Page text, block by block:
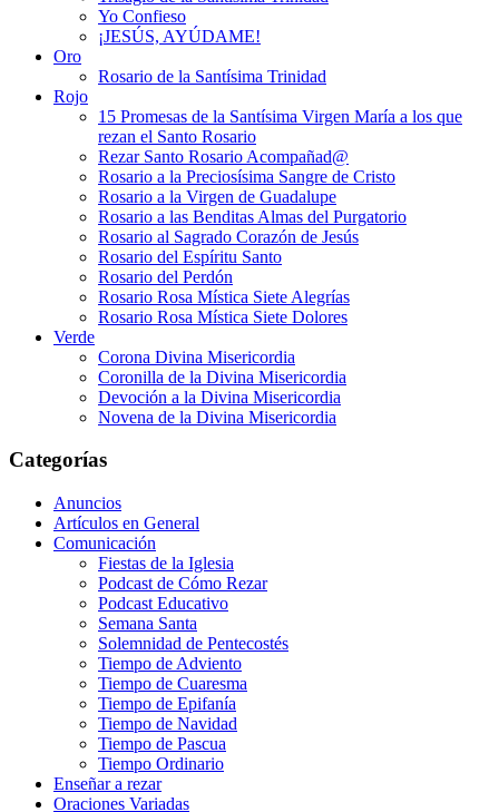
Yo Confieso
¡JESÚS, AYÚDAME!
Oro
Rosario de la Santísima Trinidad
Rojo
15 Promesas de la Santísima Virgen María a los que
rezan el Santo Rosario
Rezar Santo Rosario Acompañad@
Rosario a la Preciosísima Sangre de Cristo
Rosario a la Virgen de Guadalupe
Rosario a las Benditas Almas del Purgatorio
Rosario al Sagrado Corazón de Jesús
Rosario del Espíritu Santo
Rosario del Perdón
Rosario Rosa Mística Siete Alegrías
Rosario Rosa Mística Siete Dolores
Verde
Corona Divina Misericordia
Coronilla de la Divina Misericordia
Devoción a la Divina Misericordia
Novena de la Divina Misericordia
Categorías
Anuncios
Artículos en General
Comunicación
Fiestas de la Iglesia
Podcast de Cómo Rezar
Podcast Educativo
Semana Santa
Solemnidad de Pentecostés
Tiempo de Adviento
Tiempo de Cuaresma
Tiempo de Epifanía
Tiempo de Navidad
Tiempo de Pascua
Tiempo Ordinario
Enseñar a rezar
Oraciones Variadas